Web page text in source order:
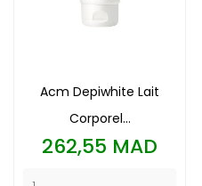
Acm Depiwhite Lait
Corporel...
Prix
262,55 MAD